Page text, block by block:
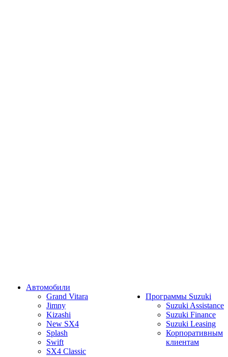
Автомобили
Grand Vitara
Jimny
Kizashi
New SX4
Splash
Swift
SX4 Classic
Программы Suzuki
Suzuki Assistance
Suzuki Finance
Suzuki Leasing
Корпоративным
клиентам